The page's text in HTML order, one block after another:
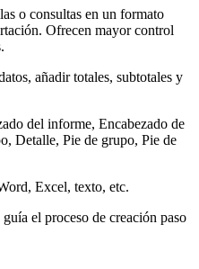
o consultas en un formato
Ofrecen mayor control
añadir totales, subtotales y
del informe, Encabezado de
Detalle, Pie de grupo, Pie de
Excel, texto, etc.
guía el proceso de creación paso